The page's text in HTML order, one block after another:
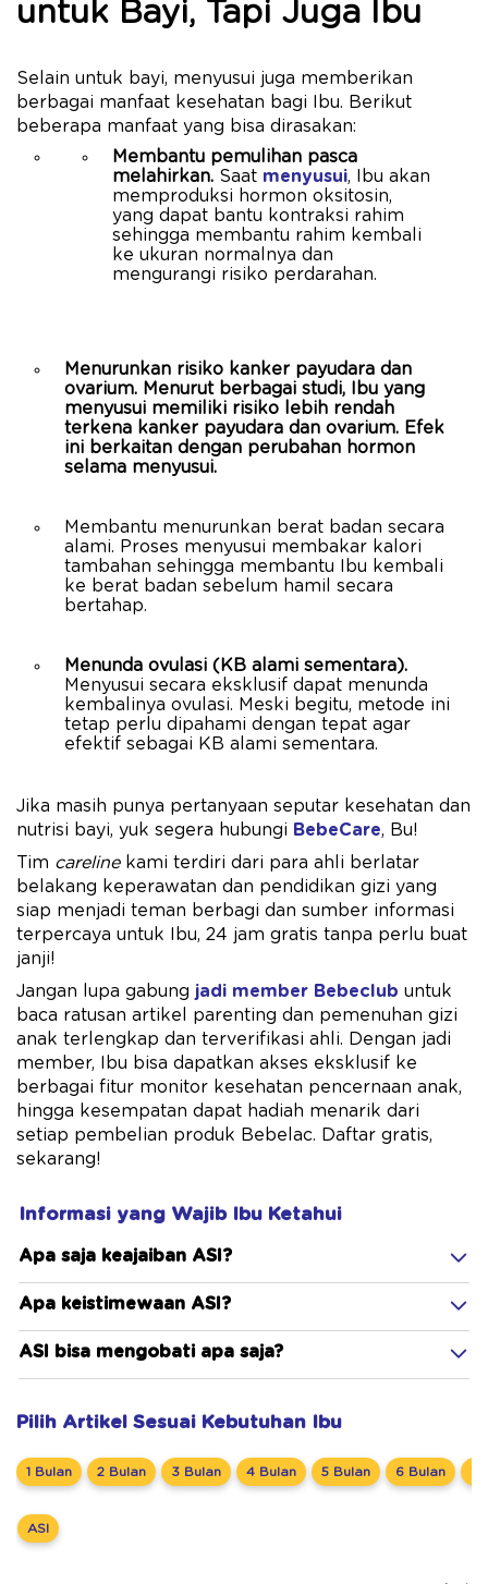
untuk Bayi, Tapi Juga Ibu
Selain untuk bayi, menyusui juga memberikan
berbagai manfaat kesehatan bagi Ibu. Berikut
beberapa manfaat yang bisa dirasakan:
Membantu pemulihan pasca
melahirkan. Saat menyusui, Ibu akan
memproduksi hormon oksitosin,
yang dapat bantu kontraksi rahim
sehingga membantu rahim kembali
ke ukuran normalnya dan
mengurangi risiko perdarahan.
Menurunkan risiko kanker payudara dan
ovarium. Menurut berbagai studi, Ibu yang
menyusui memiliki risiko lebih rendah
terkena kanker payudara dan ovarium. Efek
ini berkaitan dengan perubahan hormon
selama menyusui.
Membantu menurunkan berat badan secara
alami. Proses menyusui membakar kalori
tambahan sehingga membantu Ibu kembali
ke berat badan sebelum hamil secara
bertahap.
Menunda ovulasi (KB alami sementara).
Menyusui secara eksklusif dapat menunda
kembalinya ovulasi. Meski begitu, metode ini
tetap perlu dipahami dengan tepat agar
efektif sebagai KB alami sementara.
Jika masih punya pertanyaan seputar kesehatan dan
nutrisi bayi, yuk segera hubungi BebeCare, Bu!
Tim carelinekami terdiri dari para ahli berlatar
belakang keperawatan dan pendidikan gizi yang
siap menjadi teman berbagi dan sumber informasi
terpercaya untuk Ibu, 24 jam gratis tanpa perlu buat
janji!
Jangan lupa gabung jadi member Bebeclub untuk
baca ratusan artikel parenting dan pemenuhan gizi
anak terlengkap dan terverifikasi ahli. Dengan jadi
member, Ibu bisa dapatkan akses eksklusif ke
berbagai fitur monitor kesehatan pencernaan anak,
hingga kesempatan dapat hadiah menarik dari
setiap pembelian produk Bebelac. Daftar gratis,
sekarang!
Informasi yang Wajib Ibu Ketahui
Apa saja keajaiban ASI?
Apa keistimewaan ASI?
ASI bisa mengobati apa saja?
Pilih Artikel Sesuai Kebutuhan Ibu
1 Bulan 2 Bulan 3 Bulan 4 Bulan 5 Bulan 6 Bulan
ASI